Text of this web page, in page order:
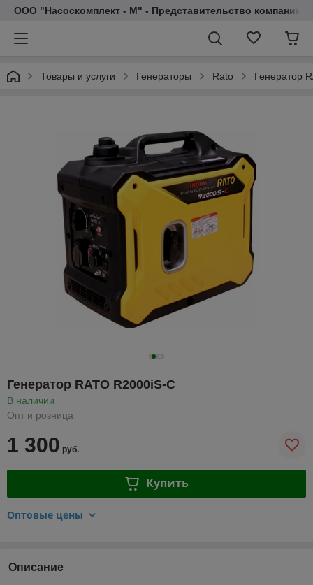
ООО "Насоскомплект - М" - Представительство компании
Товары и услуги Генераторы Rato Генератор
Генератор RATO R2000iS-C
В наличии
Опт и розница
1 300 руб.
Купить
Оптовые цены
Описание